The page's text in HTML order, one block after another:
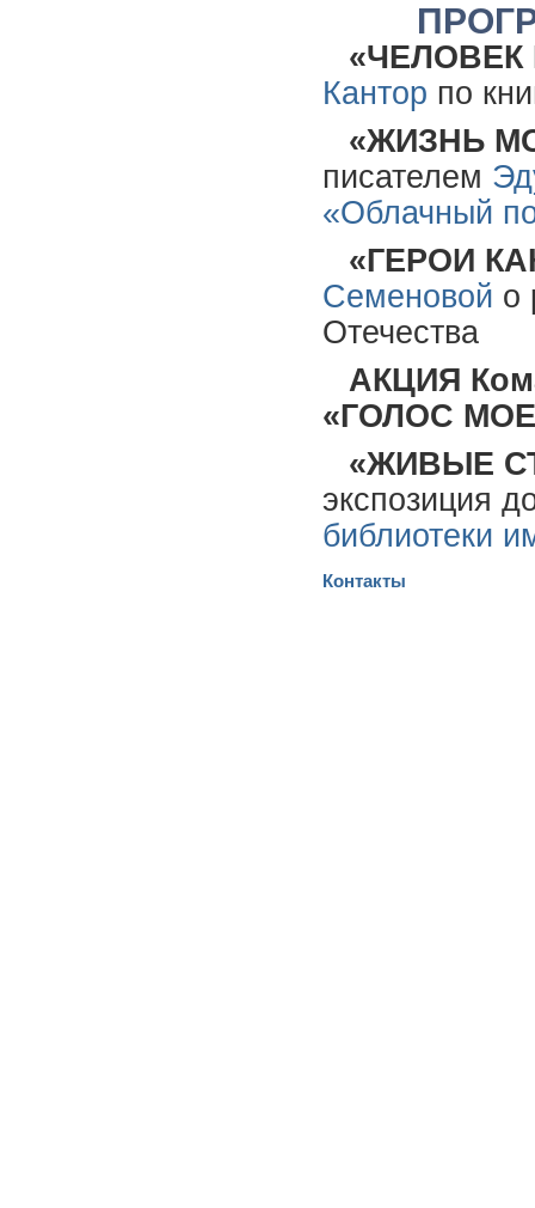
Кантор по
«ЖИЗНЬ
писателем
«Облачный
«ГЕРОИ
Семеновой о
Отечества
АКЦИЯ
«ГОЛОС
«ЖИВЫЕ
экспозиция
библиотеки
Контакты